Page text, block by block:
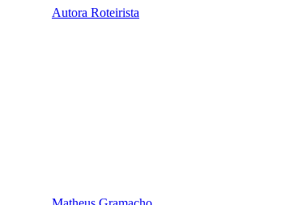
Autora Roteirista